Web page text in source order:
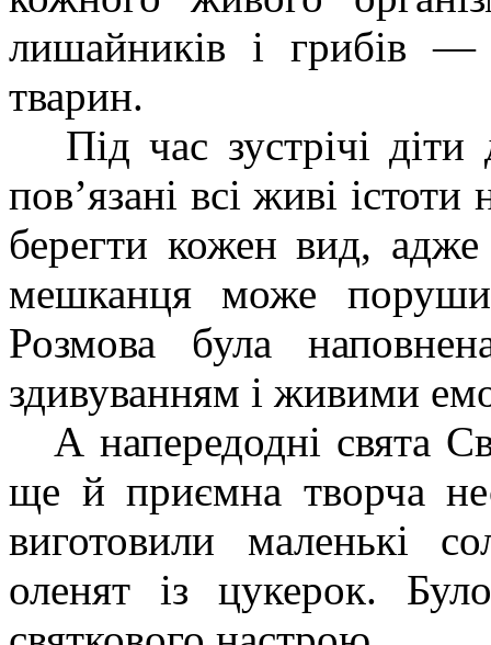
лишайників і грибів —
тварин.
Під час зустрічі діти
пов’язані всі живі
берегти кожен вид,
мешканця може
Розмова була
здивуванням і живими
А напередодні свята
ще й приємна творча
виготовили маленькі
оленят із цукерок.